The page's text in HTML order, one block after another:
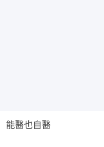
能醫也自醫